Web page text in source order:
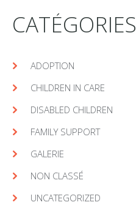
CATÉGORIES
ADOPTION
CHILDREN IN CARE
DISABLED CHILDREN
FAMILY SUPPORT
GALERIE
NON CLASSÉ
UNCATEGORIZED